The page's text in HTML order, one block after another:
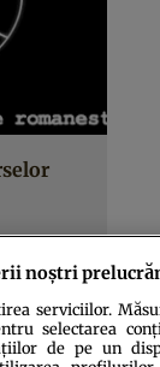
noștri
serviciilor.
selectarea
de pe un